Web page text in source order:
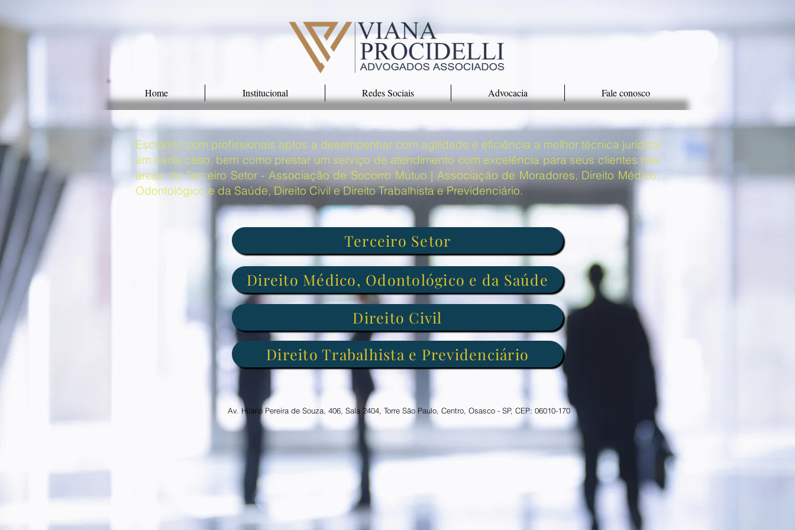
Home Institucional Redes Sociais Advocacia Fale conosco
Escritório com profissionais aptos a desempenhar com agilidade e eficiência a melhor técnica jurídica
em cada caso, bem como prestar um serviço de atendimento com excelência para seus clientes nas
áreas do Terceiro Setor - Associação de Socorro Mútuo | Associação de Moradores, Direito Médico,
Odontológico e da Saúde, Direito Civil e Direito Trabalhista e Previdenciário.
Terceiro Setor
Direito Médico, Odontológico e da Saúde
Direito Civil
Direito Trabalhista e Previdenciário
Av. Hilário Pereira de Souza, 406, Sala 2404, Torre São Paulo, Centro, Osasco - SP, CEP: 06010-170